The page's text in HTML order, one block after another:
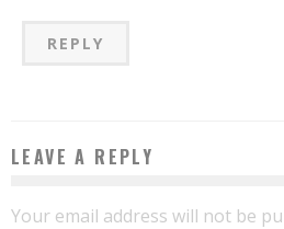
REPLY
LEAVE A REPLY
Your email address will not be